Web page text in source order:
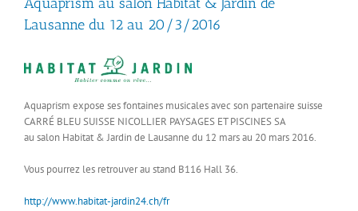
Lausanne du 12 au 20/3/2016
Aquaprism expose ses fontaines musicales avec son partenaire suisse
CARRÉ BLEU SUISSE NICOLLIER PAYSAGES ET PISCINES SA
au salon Habitat & Jardin de Lausanne du 12 mars au 20 mars 2016.
Vous pourrez les retrouver au stand B116 Hall 36.
http://www.habitat-jardin24.ch/fr